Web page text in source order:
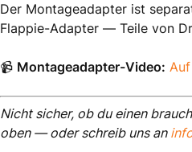
Der Montageadapter ist
Flappie-Adapter — Teile von
📹 Montageadapter-Video:
Nicht sicher, ob du einen
oben — oder schreib uns an